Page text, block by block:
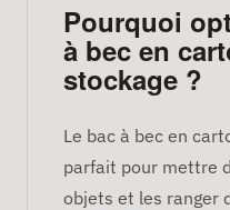
Pourquoi
à bec en
stockage ?
Le bac à bec en
parfait pour mettre
objets et les ranger